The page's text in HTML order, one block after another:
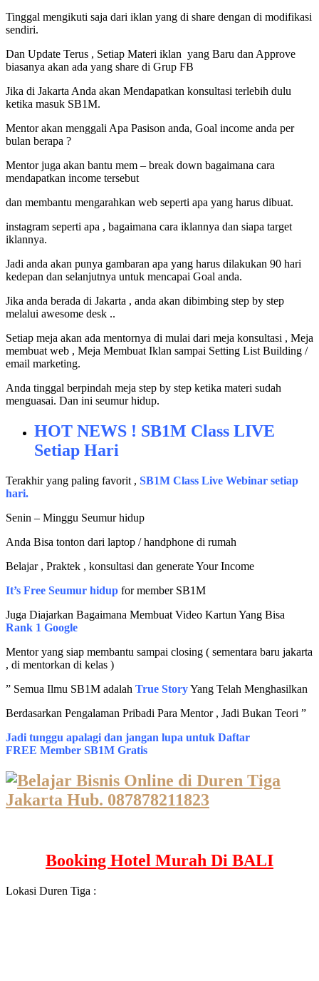
Tinggal mengikuti saja dari iklan yang di share dengan di modifikasi
sendiri.
Dan Update Terus , Setiap Materi iklan yang Baru dan Approve
biasanya akan ada yang share di Grup FB
Jika di Jakarta Anda akan Mendapatkan konsultasi terlebih dulu
ketika masuk SB1M.
Mentor akan menggali Apa Pasison anda, Goal income anda per
bulan berapa ?
Mentor juga akan bantu mem – break down bagaimana cara
mendapatkan income tersebut
dan membantu mengarahkan web seperti apa yang harus dibuat.
instagram seperti apa , bagaimana cara iklannya dan siapa target
iklannya.
Jadi anda akan punya gambaran apa yang harus dilakukan 90 hari
kedepan dan selanjutnya untuk mencapai Goal anda.
Jika anda berada di Jakarta , anda akan dibimbing step by step
melalui awesome desk ..
Setiap meja akan ada mentornya di mulai dari meja konsultasi , Meja
membuat web , Meja Membuat Iklan sampai Setting List Building /
email marketing.
Anda tinggal berpindah meja step by step ketika materi sudah
menguasai. Dan ini seumur hidup.
HOT NEWS ! SB1M Class LIVE
Setiap Hari
Terakhir yang paling favorit , SB1M Class Live Webinar setiap
hari.
Senin – Minggu Seumur hidup
Anda Bisa tonton dari laptop / handphone di rumah
Belajar , Praktek , konsultasi dan generate Your Income
It’s Free Seumur hidup for member SB1M
Juga Diajarkan Bagaimana Membuat Video Kartun Yang Bisa
Rank 1 Google
Mentor yang siap membantu sampai closing ( sementara baru jakarta
, di mentorkan di kelas )
” Semua Ilmu SB1M adalah True StoryYang Telah Menghasilkan
Berdasarkan Pengalaman Pribadi Para Mentor , Jadi Bukan Teori ”
Jadi tunggu apalagi dan jangan lupa untuk Daftar
FREE Member SB1M Gratis
Booking Hotel Murah Di BALI
Lokasi Duren Tiga :